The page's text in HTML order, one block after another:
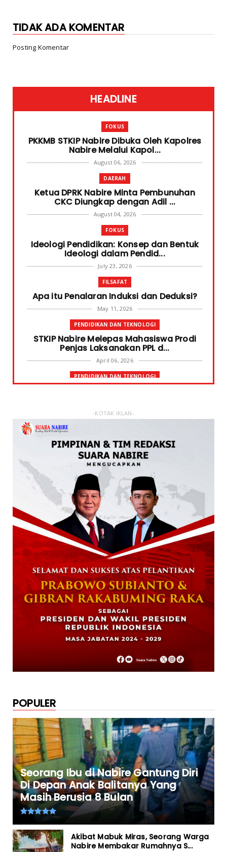
TIDAK ADA KOMENTAR
Posting Komentar
HEADLINE
FOKUS
PKKMB STKIP Nabire Dibuka Oleh Kapolres
Nabire Melalui Kapol...
August 06, 2026
DAERAH
Ketua DPRK Nabire Minta Pembunuhan
CKC Diungkap dengan Adil ...
August 04, 2026
FOKUS
Ideologi Pendidikan: Konsep dan Bentuk
Ideologi dalam Pendid...
July 23, 2026
FILSAFAT
Apa itu Penalaran Induksi dan Deduksi?
May 11, 2026
PENDIDIKAN DAN TEKNOLOGI
STKIP Nabire Melepas Mahasiswa Prodi
Penjas Laksanakan PPL d...
April 06, 2026
PENDIDIKAN DAN TEKNOLOGI
January 31, 2026
STKIP Nabire Buka Prodi Pendidikan
Bahasa dan Sastra Indones...
January 27, 2026
NABIRE
Data Masuk 44,16 Persen, Paslon Mesrha
Masih Unggul 63,32 Pe...
December 02, 2024
DAERAH
Paslon Wagi Unggul Sementara di Pilgub
Papua Tengah, Versi J...
December 02, 2024
NABIRE
Rayakan HUT TNI ke-79. Dandim 1705
Nabire Gandeng Pelaku UMK...
October 23, 2024
-KOTAK IKLAN-
POPULER
Seorang Ibu di Nabire Gantung Diri
Di Depan Anak Balitanya Yang
Masih Berusia 8 Bulan
Akibat Mabuk Miras, Seorang Warga
Nabire Membakar Rumahnya S...